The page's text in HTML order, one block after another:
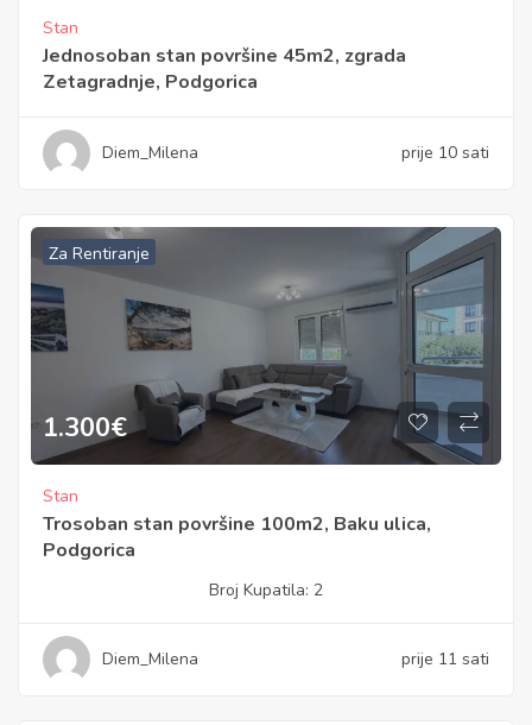
Stan
Jednosoban stan površine 45m2, zgrada
Zetagradnje, Podgorica
Diem_Milena prije 10 sati
Za Rentiranje
1.300€
Stan
Trosoban stan površine 100m2, Baku ulica,
Podgorica
Broj Kupatila: 2
Diem_Milena prije 11 sati